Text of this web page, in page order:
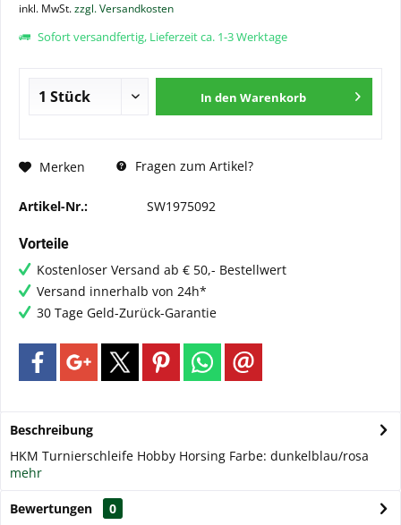
inkl. MwSt.zzgl. Versandkosten
Sofort versandfertig, Lieferzeit ca. 1-3 Werktage
In den Warenkorb
Merken Fragen zum Artikel?
Artikel-Nr.: SW1975092
Vorteile
Kostenloser Versand ab € 50,- Bestellwert
Versand innerhalb von 24h*
30 Tage Geld-Zurück-Garantie
Beschreibung
HKM Turnierschleife Hobby Horsing Farbe: dunkelblau/rosa
mehr
Bewertungen
0